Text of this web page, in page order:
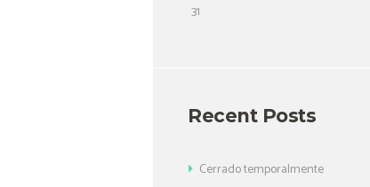
31
Recent Posts
Cerrado temporalmente